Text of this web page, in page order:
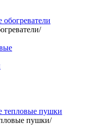
/
тепловые пушки
пушки/